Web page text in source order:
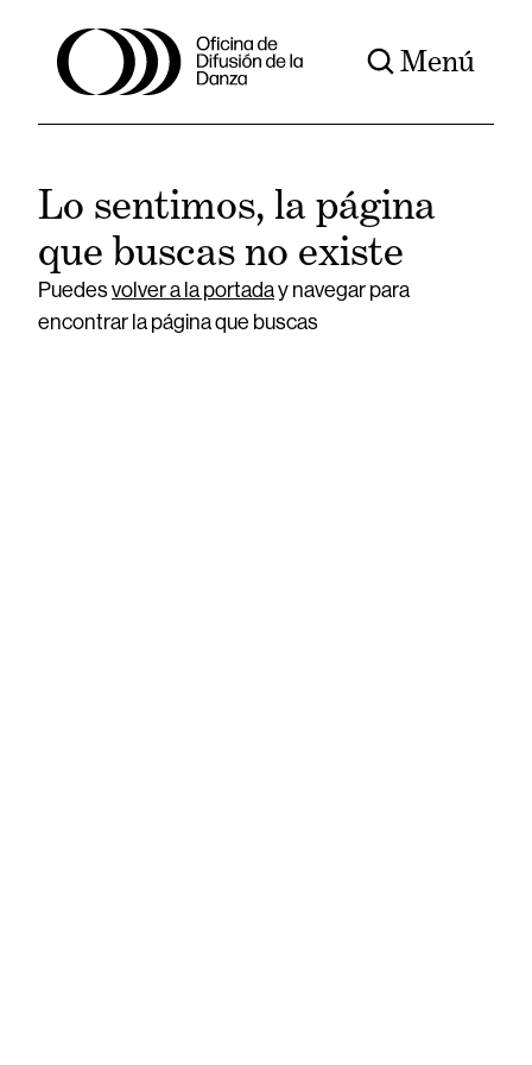
Menú
Lo sentimos, la página
que buscas no existe
Puedesvolver a la portaday navegar para
encontrar la página que buscas